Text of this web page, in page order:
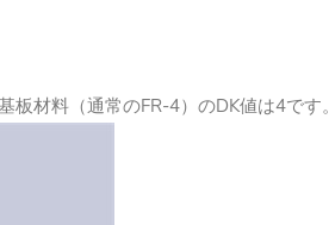
材料（通常のFR-4）のDK値は4です。